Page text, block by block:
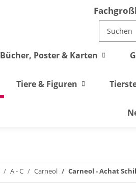
Bücher, Poster & Karten
Tiere & Figuren
A - C Carneol Carneol - Achat